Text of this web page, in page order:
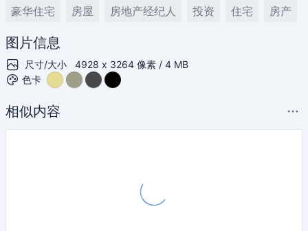
豪华住宅
房屋 房地产经纪人 投资 住宅 房产
图片信息
尺寸/大小
4928 x 3264 像素 / 4 MB
色卡
相似内容